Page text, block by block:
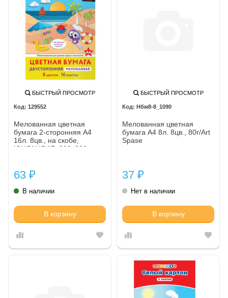
БЫСТРЫЙ ПРОСМОТР
129552
Мелованная цветная
бумага 2-сторонняя А4
16л. 8цв., на скобе,
ЮНЛАНДИЯ, 200х280мм,
63 ₽
В наличии
В корзину
БЫСТРЫЙ ПРОСМОТР
Нбм8-8_1090
Мелованная цветная
бумага А4 8л. 8цв., 80г/Art
Spase
37 ₽
Нет в наличии
В корзину